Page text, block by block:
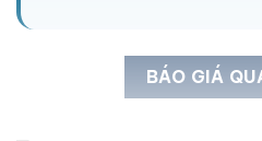
BÁO GIÁ